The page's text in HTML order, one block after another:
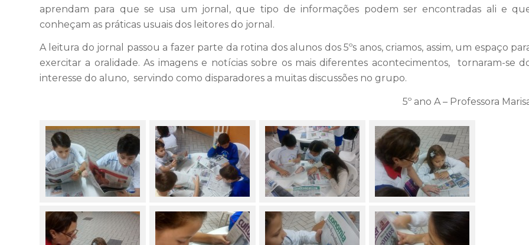
aprendam para que se usa um jornal, que tipo de informações podem ser encontradas ali e
conheçam as práticas usuais dos leitores do jornal.
A leitura do jornal passou a fazer parte da rotina dos alunos dos 5ºs anos, criamos, assim, um espaço
exercitar a oralidade. As imagens e notícias sobre os mais diferentes acontecimentos, tornaram-se
interesse do aluno, servindo como disparadores a muitas discussões no grupo.
5º ano A – Professora